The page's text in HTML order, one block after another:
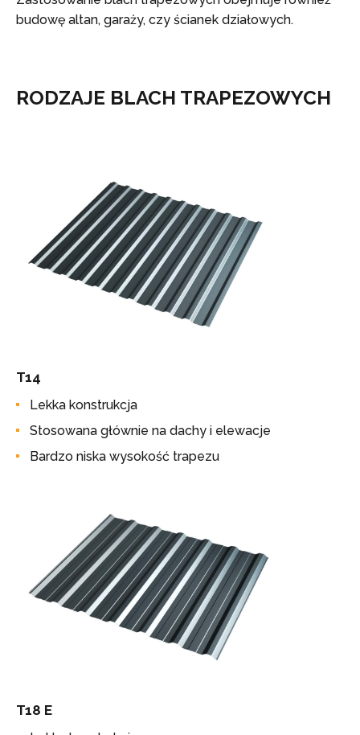
budowę altan, garaży, czy ścianek działowych.
RODZAJE BLACH TRAPEZOWYCH
T14
Lekka konstrukcja
Stosowana głównie na dachy i elewacje
Bardzo niska wysokość trapezu
T18 E